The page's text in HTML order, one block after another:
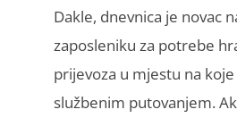
Dakle, dnevnica je novac
zaposleniku za potrebe
prijevoza u mjestu na
službenim putovanjem.